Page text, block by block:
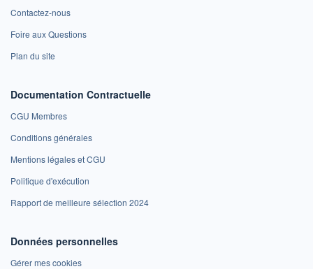
Contactez-nous
Foire aux Questions
Plan du site
Documentation Contractuelle
CGU Membres
Conditions générales
Mentions légales et CGU
Politique d'exécution
Rapport de meilleure sélection 2024
Données personnelles
Gérer mes cookies